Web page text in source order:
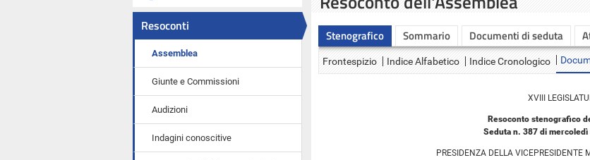
Resoconti
Assemblea
Giunte e Commissioni
Audizioni
Indagini conoscitive
Stenografico Sommario Documenti di seduta
Frontespizio Indice Alfabetico Indice Cronologico
XVIII
Resoconto stenografico
Seduta n. 387 di mercoledì
PRESIDENZA DELLA VICEPRESIDENTE